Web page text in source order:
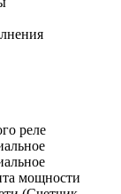
реле
мощности